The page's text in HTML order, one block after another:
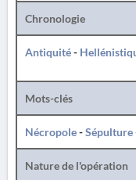
Chronologie
Antiquité-
Mots-clés
Nécropole-Sépulture
Nature de l'opération